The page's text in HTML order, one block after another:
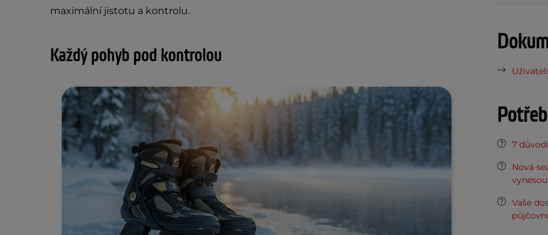
maximální jistotu a kontrolu.
Každý pohyb pod kontrolou
7
Nová
Vaše